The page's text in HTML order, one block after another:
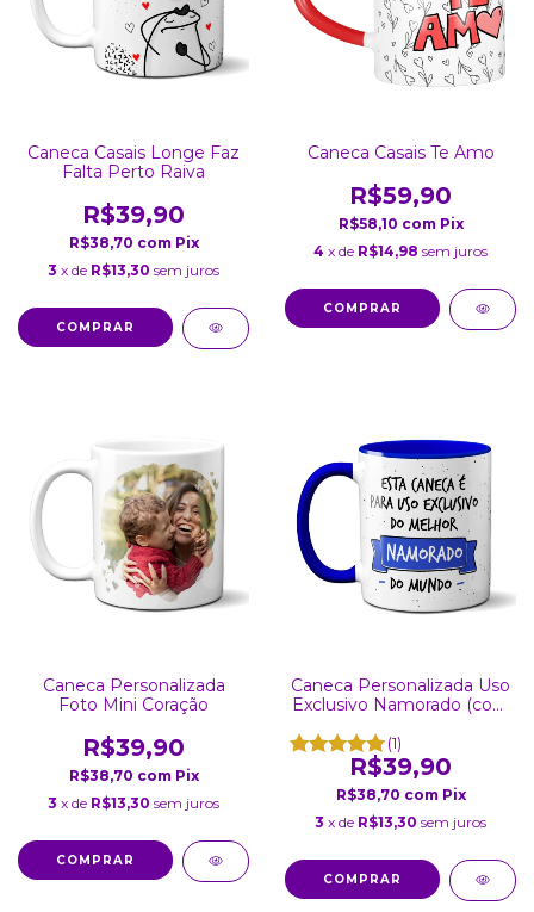
Caneca Casais Longe Faz
Falta Perto Raiva
R$39,90
R$38,70 com Pix
3 x de R$13,30 sem juros
COMPRAR
Caneca Casais Te Amo
R$59,90
R$58,10 com Pix
4 x de R$14,98 sem juros
COMPRAR
Caneca Personalizada
Foto Mini Coração
R$39,90
R$38,70 com Pix
3 x de R$13,30 sem juros
COMPRAR
Caneca Personalizada Uso
Exclusivo Namorado (com
(1)
R$39,90
R$38,70 com Pix
3 x de R$13,30 sem juros
COMPRAR